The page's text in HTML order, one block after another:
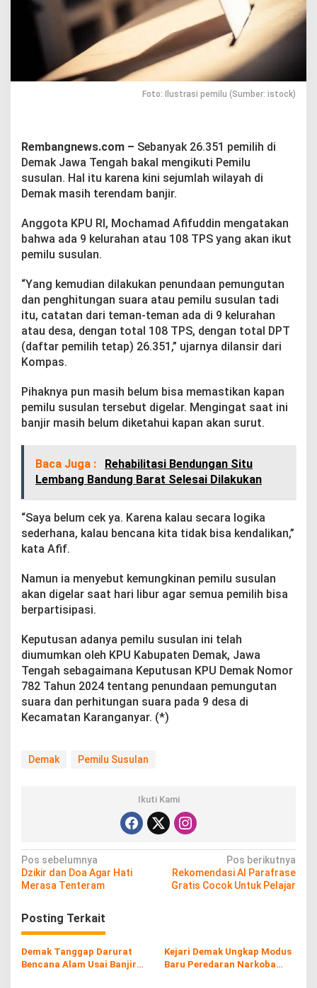
i
h
e
i
l
i
D
e
m
a
k
a
a
k
u
P
e
m
S
u
s
a
n
Foto: Ilustrasi pemilu (Sumber: istock)
Rembangnews.com – Sebanyak 26.351 pemilih di
Demak Jawa Tengah bakal mengikuti Pemilu
susulan. Hal itu karena kini sejumlah wilayah di
Demak masih terendam banjir.
Anggota KPU RI, Mochamad Afifuddin mengatakan
bahwa ada 9 kelurahan atau 108 TPS yang akan ikut
pemilu susulan.
“Yang kemudian dilakukan penundaan pemungutan
dan penghitungan suara atau pemilu susulan tadi
itu, catatan dari teman-teman ada di 9 kelurahan
atau desa, dengan total 108 TPS, dengan total DPT
(daftar pemilih tetap) 26.351,” ujarnya dilansir dari
Kompas.
Pihaknya pun masih belum bisa memastikan kapan
pemilu susulan tersebut digelar. Mengingat saat ini
banjir masih belum diketahui kapan akan surut.
Baca Juga :
Rehabilitasi Bendungan Situ
Lembang Bandung Barat Selesai Dilakukan
“Saya belum cek ya. Karena kalau secara logika
sederhana, kalau bencana kita tidak bisa kendalikan,”
kata Afif.
Namun ia menyebut kemungkinan pemilu susulan
akan digelar saat hari libur agar semua pemilih bisa
berpartisipasi.
Keputusan adanya pemilu susulan ini telah
diumumkan oleh KPU Kabupaten Demak, Jawa
Tengah sebagaimana Keputusan KPU Demak Nomor
782 Tahun 2024 tentang penundaan pemungutan
suara dan perhitungan suara pada 9 desa di
Kecamatan Karanganyar. (*)
Demak Pemilu Susulan
Ikuti Kami
N
a
i
a
Pos sebelumnya
Dzikir dan Doa Agar Hati
Merasa Tenteram
Pos berikutnya
Rekomendasi AI Parafrase
Gratis Cocok Untuk Pelajar
Posting Terkait
Demak Tanggap Darurat
Bencana Alam Usai Banjir
Kejari Demak Ungkap Modus
Baru Peredaran Narkoba